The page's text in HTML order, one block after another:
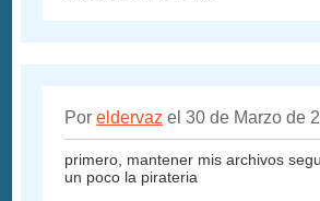
Poreldervaz el 30 de Marzo de
primero, mantener mis archivos
un poco la pirateria